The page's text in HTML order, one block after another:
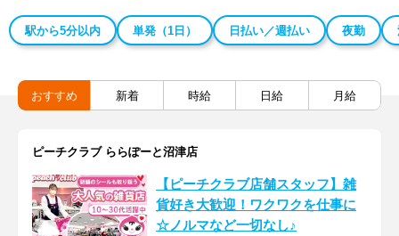
駅から5分以内 単発（1日） 日払い／週払い 夜勤
おすすめ 新着 時給 日給 月給
ピーチクラブ ららぽーと沼津店
【ピーチクラブ店舗スタッフ】雑
貨好き大歓迎！ワクワクを仕事に
☆ノルマなど一切なし♪